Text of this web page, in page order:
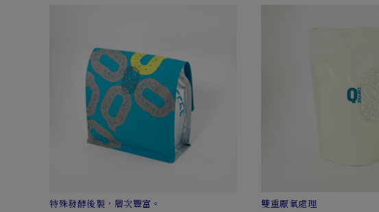
特殊發酵後製，層次豐富。
雙重厭氧處理